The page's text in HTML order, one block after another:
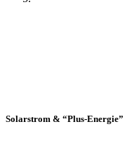
Solarstrom & “Plus-Energie”